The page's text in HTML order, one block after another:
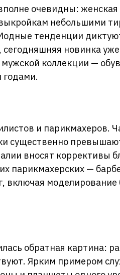
очевидны:
небольшими
тенденции
новинка
коллекции —
годами.
и парикмахеров.
существенно
вносят коррективы
парикмахерских —
включая
обратная картина:
Ярким примером